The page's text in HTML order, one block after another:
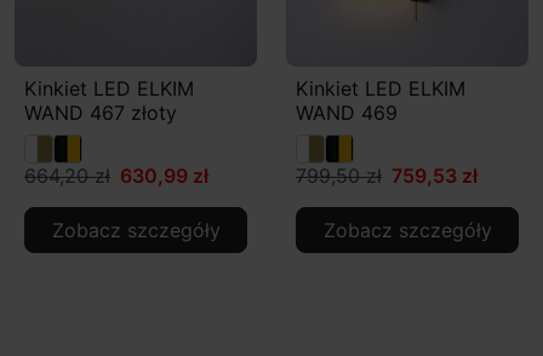
Kinkiet LED ELKIM
WAND 467 złoty
664,20 zł 630,99 zł
Zobacz szczegóły
Kinkiet LED ELKIM
WAND 469
799,50 zł 759,53 zł
Zobacz szczegóły